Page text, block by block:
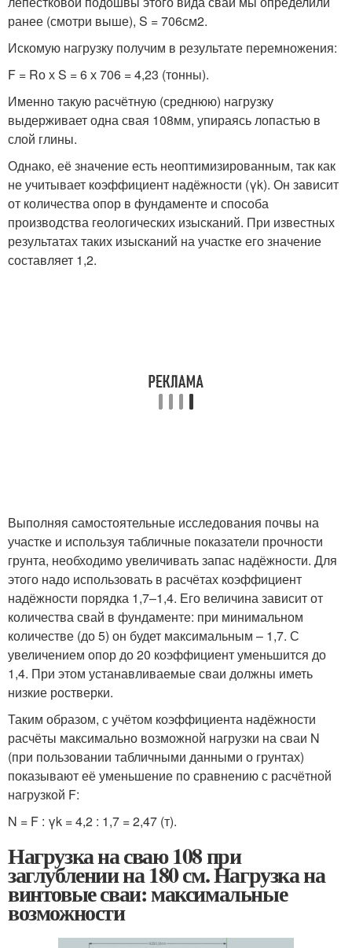
ранее (смотри выше), S = 706см2.
Искомую нагрузку получим в результате перемножения:
F = Rо х S = 6 х 706 = 4,23 (тонны).
Именно такую расчётную (среднюю) нагрузку
выдерживает одна свая 108мм, упираясь лопастью в
слой глины.
Однако, её значение есть неоптимизированным, так как
не учитывает коэффициент надёжности (γk). Он зависит
от количества опор в фундаменте и способа
производства геологических изысканий. При известных
результатах таких изысканий на участке его значение
составляет 1,2.
Выполняя самостоятельные исследования почвы на
участке и используя табличные показатели прочности
грунта, необходимо увеличивать запас надёжности. Для
этого надо использовать в расчётах коэффициент
надёжности порядка 1,7–1,4. Его величина зависит от
количества свай в фундаменте: при минимальном
количестве (до 5) он будет максимальным – 1,7. С
увеличением опор до 20 коэффициент уменьшится до
1,4. При этом устанавливаемые сваи должны иметь
низкие ростверки.
Таким образом, с учётом коэффициента надёжности
расчёты максимально возможной нагрузки на сваи N
(при пользовании табличными данными о грунтах)
показывают её уменьшение по сравнению с расчётной
нагрузкой F:
N = F : γk = 4,2 : 1,7 = 2,47 (т).
Нагрузка на сваю 108 при
заглублении на 180 см. Нагрузка на
винтовые сваи: максимальные
возможности